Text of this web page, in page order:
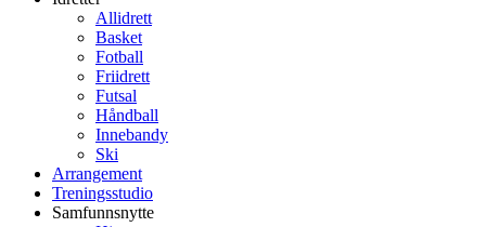
Allidrett
Basket
Fotball
Friidrett
Futsal
Håndball
Innebandy
Ski
Arrangement
Treningsstudio
Samfunnsnytte